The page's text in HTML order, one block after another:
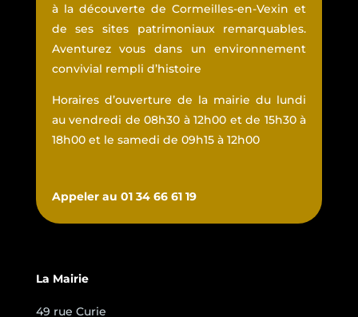
à la découverte de Cormeilles-en-Vexin et
de ses sites patrimoniaux remarquables.
Aventurez vous dans un environnement
convivial rempli d’histoire
Horaires d’ouverture de la mairie du lundi
au vendredi de 08h30 à 12h00 et de 15h30 à
18h00 et le samedi de 09h15 à 12h00
Appeler au 01 34 66 61 19
La Mairie
49 rue Curie